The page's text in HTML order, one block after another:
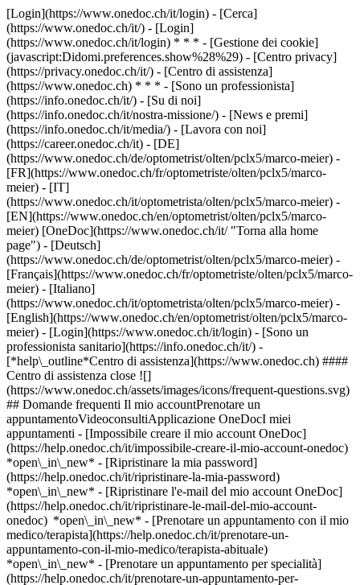
[Login](https://www.onedoc.ch/it/login) - [Cerca]
(https://www.onedoc.ch/it/) - [Login]
(https://www.onedoc.ch/it/login) * * * - [Gestione dei cookie]
(javascript:Didomi.preferences.show%28%29) - [Centro privacy]
(https://privacy.onedoc.ch/it/) - [Centro di assistenza]
(https://www.onedoc.ch) * * * - [Sono un professionista]
(https://info.onedoc.ch/it/) - [Su di noi]
(https://info.onedoc.ch/it/nostra-missione/) - [News e premi]
(https://info.onedoc.ch/it/media/) - [Lavora con noi]
(https://career.onedoc.ch/it) - [DE]
(https://www.onedoc.ch/de/optometrist/olten/pclx5/marco-meier) -
[FR](https://www.onedoc.ch/fr/optometriste/olten/pclx5/marco-
meier) - [IT]
(https://www.onedoc.ch/it/optometrista/olten/pclx5/marco-meier) -
[EN](https://www.onedoc.ch/en/optometrist/olten/pclx5/marco-
meier) [OneDoc](https://www.onedoc.ch/it/ "Torna alla home
page") - [Deutsch]
(https://www.onedoc.ch/de/optometrist/olten/pclx5/marco-meier) -
[Français](https://www.onedoc.ch/fr/optometriste/olten/pclx5/marco-
meier) - [Italiano]
(https://www.onedoc.ch/it/optometrista/olten/pclx5/marco-meier) -
[English](https://www.onedoc.ch/en/optometrist/olten/pclx5/marco-
meier) - [Login](https://www.onedoc.ch/it/login) - [Sono un
professionista sanitario](https://info.onedoc.ch/it/) -
[*help\_outline*Centro di assistenza](https://www.onedoc.ch) ####
Centro di assistenza close ![]
(https://www.onedoc.ch/assets/images/icons/frequent-questions.svg)
## Domande frequenti Il mio accountPrenotare un
appuntamentoVideoconsultiApplicazione OneDocI miei
appuntamenti - [Impossibile creare il mio account OneDoc]
(https://help.onedoc.ch/it/impossibile-creare-il-mio-account-onedoc)
*open\_in\_new* - [Ripristinare la mia password]
(https://help.onedoc.ch/it/ripristinare-la-mia-password)
*open\_in\_new* - [Ripristinare l'e-mail del mio account OneDoc]
(https://help.onedoc.ch/it/ripristinare-le-mail-del-mio-account-
onedoc) *open\_in\_new* - [Prenotare un appuntamento con il mio
medico/terapista](https://help.onedoc.ch/it/prenotare-un-
appuntamento-con-il-mio-medico/terapista-abituale)
*open\_in\_new* - [Prenotare un appuntamento per specialità]
(https://help.onedoc.ch/it/prenotare-un-appuntamento-per-